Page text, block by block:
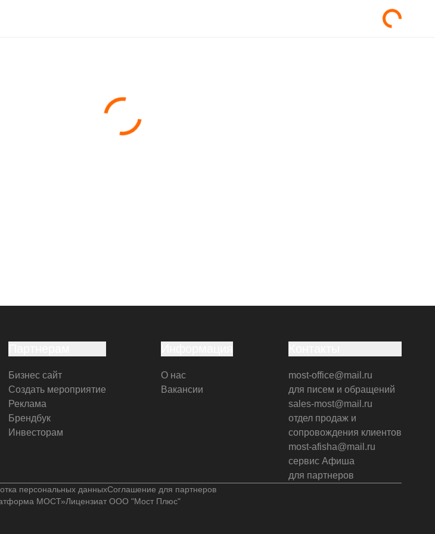
Бизнес сайт
Создать мероприятие
Реклама
Брендбук
Инвесторам
О нас
Вакансии
most-office@mail.ru
для писем и обращений
sales-most@mail.ru
отдел продаж и
сопровождения клиентов
most-afisha@mail.ru
сервис Афиша
для партнеров
персональных данныхСоглашение для партнеров
МОСТ»Лицензиат ООО "Мост Плюс"